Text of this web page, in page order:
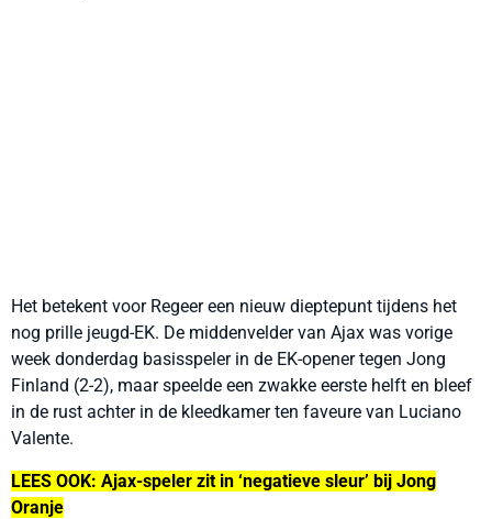
Het betekent voor Regeer een nieuw dieptepunt tijdens het
nog prille jeugd-EK. De middenvelder van Ajax was vorige
week donderdag basisspeler in de EK-opener tegen Jong
Finland (2-2), maar speelde een zwakke eerste helft en bleef
in de rust achter in de kleedkamer ten faveure van Luciano
Valente.
LEES OOK: Ajax-speler zit in ‘negatieve sleur’ bij Jong
Oranje